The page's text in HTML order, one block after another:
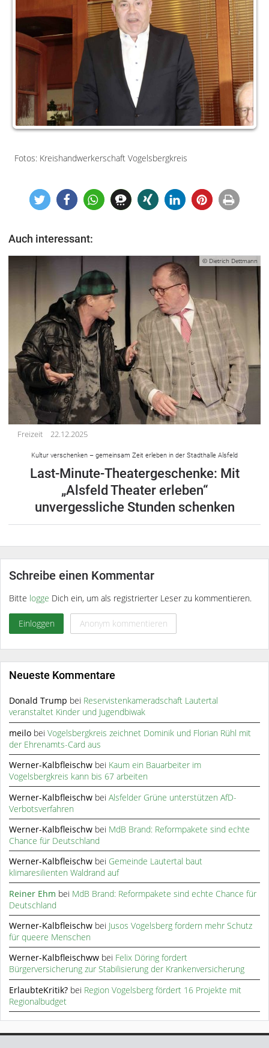
Fotos: Kreishandwerkerschaft Vogelsbergkreis
Auch interessant:
© Dietrich Dettmann
Freizeit 22.12.2025
Kultur verschenken – gemeinsam Zeit erleben in der Stadthalle Alsfeld
Last-Minute-Theatergeschenke: Mit
„Alsfeld Theater erleben“
unvergessliche Stunden schenken
Schreibe einen Kommentar
Bitte logge Dich ein, um als registrierter Leser zu kommentieren.
Einloggen Anonym kommentieren
Neueste Kommentare
Donald Trump bei Reservistenkameradschaft Lautertal
veranstaltet Kinder und Jugendbiwak
meilo beiVogelsbergkreis zeichnet Dominik und Florian Rühl mit
der Ehrenamts-Card aus
Werner-Kalbfleischw bei Kaum ein Bauarbeiter im
Vogelsbergkreis kann bis 67 arbeiten
Werner-Kalbfleischw beiAlsfelder Grüne unterstützen AfD-
Verbotsverfahren
Werner-Kalbfleischw bei MdB Brand: Reformpakete sind echte
Chance für Deutschland
Werner-Kalbfleischw bei Gemeinde Lautertal baut
klimaresilienten Waldrand auf
Reiner Ehm bei MdB Brand: Reformpakete sind echte Chance für
Deutschland
Werner-Kalbfleischw bei Jusos Vogelsberg fordern mehr Schutz
für queere Menschen
Werner-Kalbfleischww bei Felix Döring fordert
Bürgerversicherung zur Stabilisierung der Krankenversicherung
ErlaubteKritik? bei Region Vogelsberg fördert 16 Projekte mit
Regionalbudget